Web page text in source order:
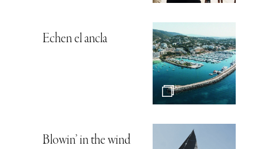
Echen el ancla
Blowin’ in the wind